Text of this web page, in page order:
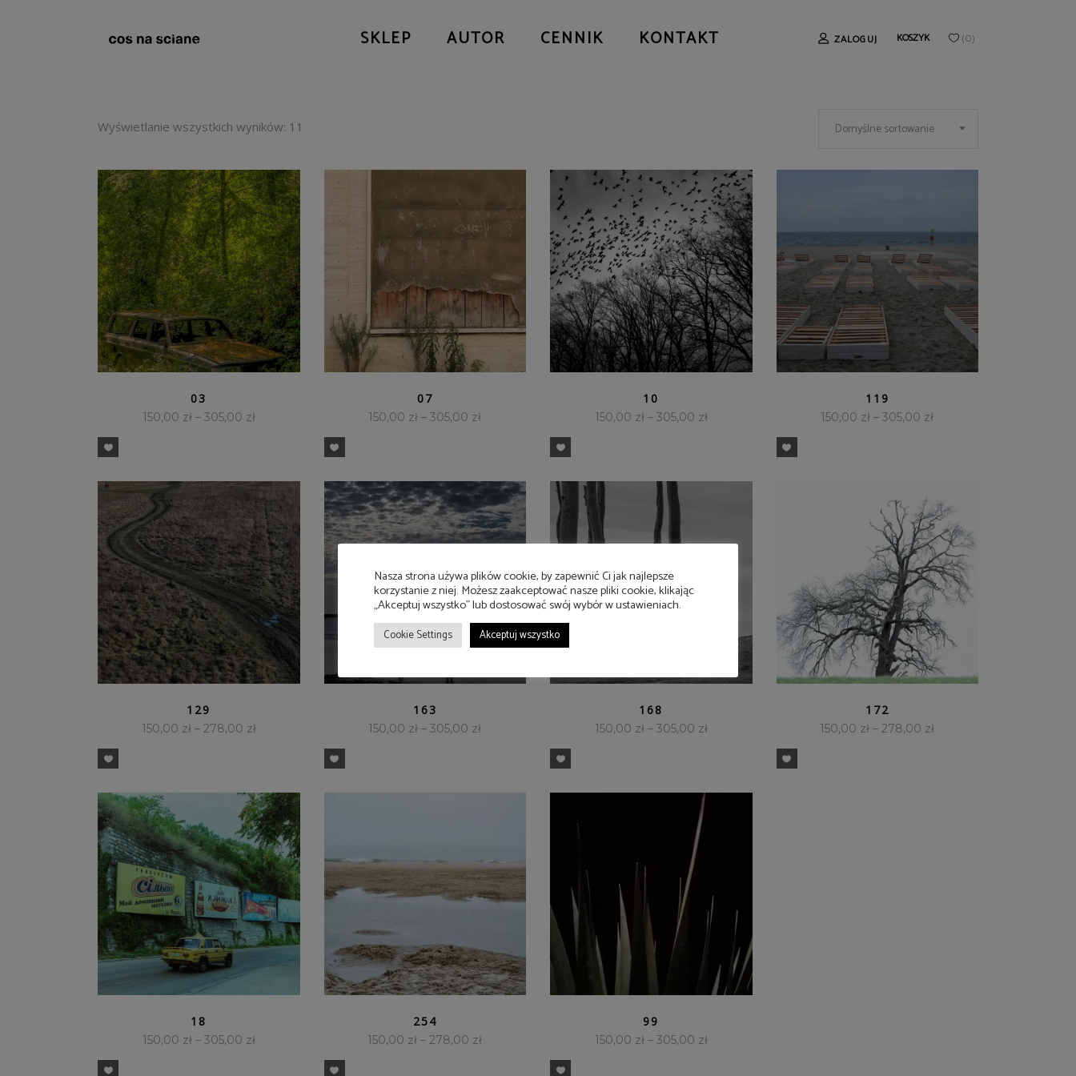
SKLEP AUTOR CENNIK KONTAKT ZALOGUJ KOSZYK (0)
Wyświetlanie wszystkich wyników: 11 Domyślne sortowanie
03
150,00 zł – 305,00 zł
07
150,00 zł –305,00 zł
10
150,00 zł – 305,00 zł
119
150,00 zł –305,00 zł
129
150,00 zł – 278,00 zł
163
150,00 zł –305,00 zł
168
150,00 zł – 305,00 zł
172
150,00 zł –278,00 zł
18
150,00 zł – 305,00 zł
254
150,00 zł –278,00 zł
99
150,00 zł – 305,00 zł
Nasza strona używa plików cookie, by zapewnić Ci jak najlepsze
korzystanie z niej. Możesz zaakceptować nasze pliki cookie, klikając
„Akceptuj wszystko” lub dostosować swój wybór w ustawieniach.
Cookie Settings Akceptuj wszystko